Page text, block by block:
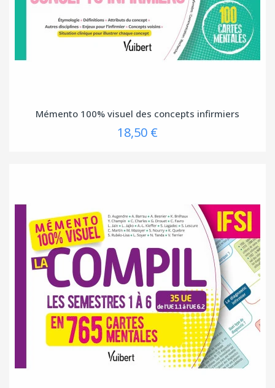
Mémento 100% visuel des concepts infirmiers
18,50 €